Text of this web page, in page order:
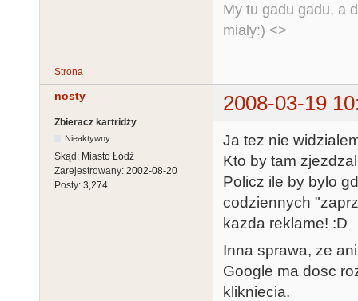
My tu gadu gadu, a
mialy:) <>
Strona
nosty 2008-03-19
Zbieracz kartridży
Nieaktywny
Skąd: Miasto Łódź
Zarejestrowany: 2002-08-20
Posty: 3,274
Ja tez nie
Kto by tam
Policz ile by bylo
codziennych
kazda reklame! :D
Inna sprawa, ze
Google ma dosc
klikniecia.